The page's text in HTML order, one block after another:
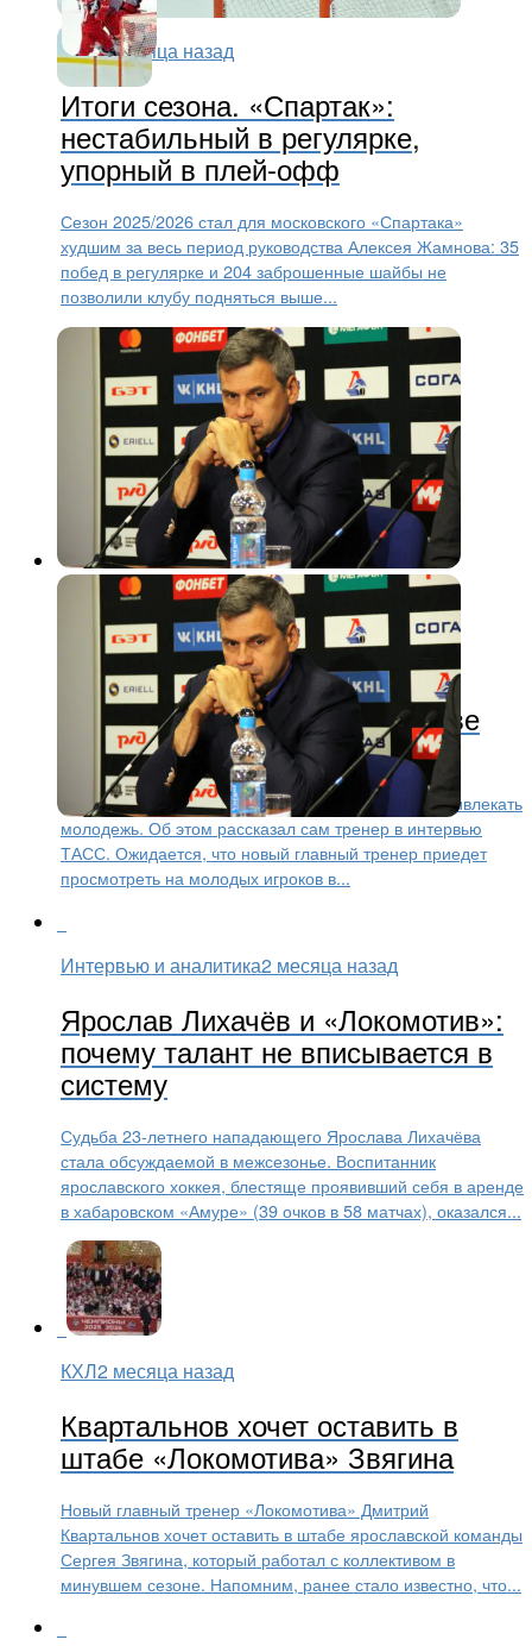
КХЛ2 месяца назад
Итоги сезона. «Спартак»:
нестабильный в регулярке,
упорный в плей-офф
Сезон 2025/2026 стал для московского «Спартака»
худшим за весь период руководства Алексея Жамнова: 35
побед в регулярке и 204 заброшенные шайбы не
позволили клубу подняться выше...
2 месяца назад
«Локомотив» при Квартальнове
будет привлекать молодежь
«Локомотив» при Дмитрии Квартальнове будет привлекать
молодежь. Об этом рассказал сам тренер в интервью
ТАСС. Ожидается, что новый главный тренер приедет
просмотреть на молодых игроков в...
Интервью и аналитика2 месяца назад
Ярослав Лихачёв и «Локомотив»:
почему талант не вписывается в
систему
Судьба 23-летнего нападающего Ярослава Лихачёва
стала обсуждаемой в межсезонье. Воспитанник
ярославского хоккея, блестяще проявивший себя в аренде
в хабаровском «Амуре» (39 очков в 58 матчах), оказался...
КХЛ2 месяца назад
Квартальнов хочет оставить в
штабе «Локомотива» Звягина
Новый главный тренер «Локомотива» Дмитрий
Квартальнов хочет оставить в штабе ярославской команды
Сергея Звягина, который работал с коллективом в
минувшем сезоне. Напомним, ранее стало известно, что...